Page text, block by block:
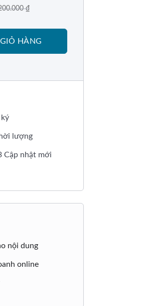
₫
HÀNG
lượng
Cập nhật mới
nội dung
online